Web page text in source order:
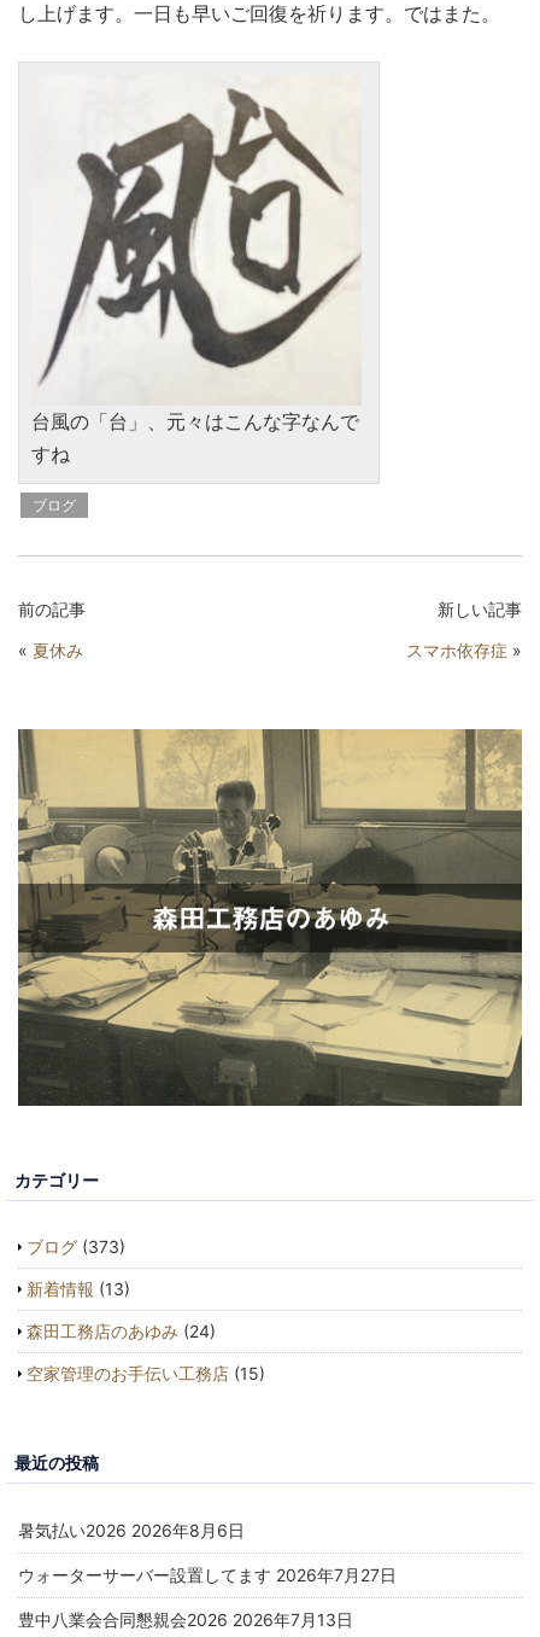
し上げます。一日も早いご回復を祈ります。ではまた。
台風の「台」、元々はこんな字なんで
すね
ブログ
前の記事
« 夏休み
新しい記事
スマホ依存症 »
カテゴリー
ブログ (373)
新着情報 (13)
森田工務店のあゆみ (24)
空家管理のお手伝い工務店 (15)
最近の投稿
暑気払い2026 2026年8月6日
ウォーターサーバー設置してます 2026年7月27日
豊中八業会合同懇親会2026 2026年7月13日